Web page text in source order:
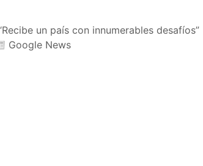
un país con innumerables desafíos”
Google News